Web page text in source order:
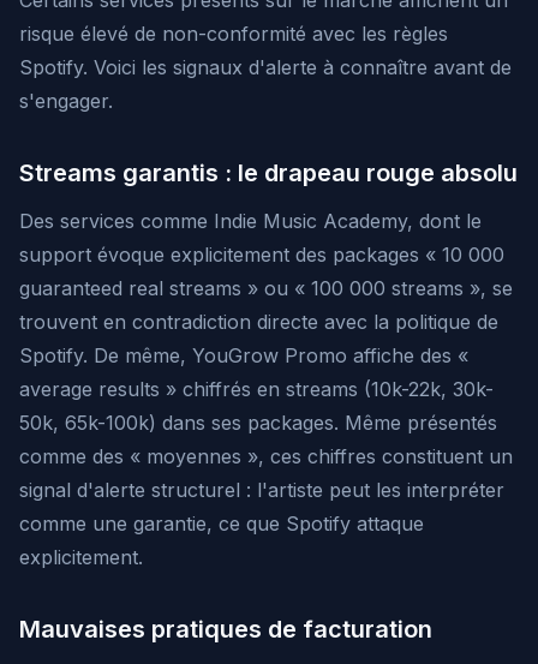
risque élevé de non-conformité avec les règles
Spotify. Voici les signaux d'alerte à connaître avant de
s'engager.
Streams garantis : le drapeau rouge absolu
Des services comme Indie Music Academy, dont le
support évoque explicitement des packages « 10 000
guaranteed real streams » ou « 100 000 streams », se
trouvent en contradiction directe avec la politique de
Spotify. De même, YouGrow Promo affiche des «
average results » chiffrés en streams (10k-22k, 30k-
50k, 65k-100k) dans ses packages. Même présentés
comme des « moyennes », ces chiffres constituent un
signal d'alerte structurel : l'artiste peut les interpréter
comme une garantie, ce que Spotify attaque
explicitement.
Mauvaises pratiques de facturation